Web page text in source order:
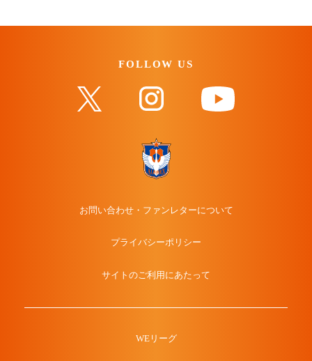
FOLLOW US
お問い合わせ・ファンレターについて
プライバシーポリシー
サイトのご利用にあたって
WEリーグ